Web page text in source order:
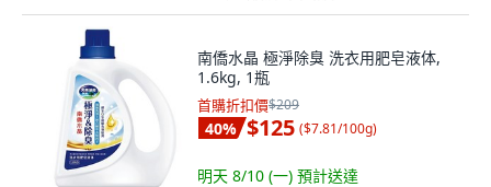
南僑水晶 極淨除臭 洗衣用肥皂液体,
1.6kg, 1瓶
首購折扣價$209
40% $125 ($7.81/100g)
明天 8/10 (一) 預計送達